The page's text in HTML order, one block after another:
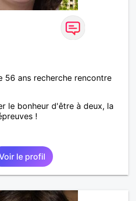
56 ans recherche rencontre
le bonheur d'être à deux, la
!
le profil